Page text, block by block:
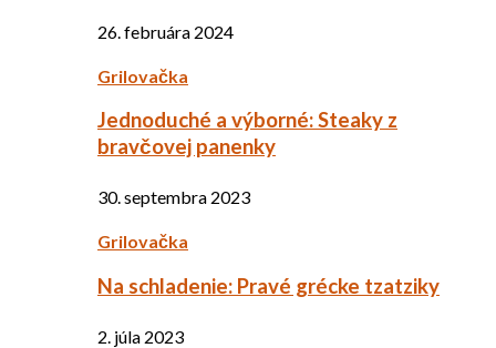
26. februára 2024
Grilovačka
Jednoduché a výborné: Steaky z
bravčovej panenky
30. septembra 2023
Grilovačka
Na schladenie: Pravé grécke tzatziky
2. júla 2023